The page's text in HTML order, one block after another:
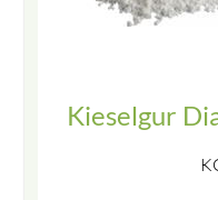
Kieselgur